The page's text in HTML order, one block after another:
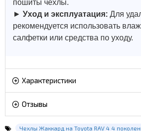
пошиты чехлы.
► Уход и эксплуатация: Для
рекомендуется использовать
салфетки или средства по уходу.
Характеристики
Отзывы
Чехлы Жаккард на Toyota RAV 4 4